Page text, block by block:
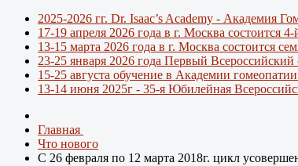
2025-2026 гг. Dr. Isaac’s Academy - Академия
17-19 апреля 2026 года в г. Москва
13-15 марта 2026 года в г. Москва состоится
23-25 января 2026 года Первый Всероссийский
15-25 августа обучение в Академии
13-14 июня 2025г - 35-я Юбилейная
Главная
Что нового
С 26 февраля по 12 марта 2018г. цикл